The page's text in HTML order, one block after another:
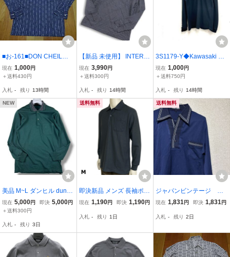
■お-161■DON CHEIL
長袖ポロシャツ サイズ
Ｍ
現在 1,000円
＋送料430円
入札 - 残り 13時間
【新品 未使用】 INTERM
EZZO インターメッツォ
レナウン 春夏★ シアサッ
シャツ 日本製 Sz.M メン
ズ
現在 3,990円
＋送料300円
入札 - 残り 14時間
3S1179-Y◆Kawasaki カ
ワサキ 長袖ポロシャツ ロ
ゴ刺繍 ビッグロゴ メッシ
ンズ トップス ◆sizeM ブ
ラック 綿
現在 1,000円
＋送料750円
入札 - 残り 14時間
NEW
美品 M~L ダンヒル dunhil
l 長袖ニットポロシャツ
ストレッチ 胸ポケット ロ
グリーン 38
現在 5,000円 即決 5,000円
＋送料300円
入札 - 残り 3日
送料無料
即決新品 メンズ 長袖ポロ
シャツ 形状安定 カノコポ
送料無料 長袖 ポロ
現在 1,190円 即決 1,190円
入札 - 残り 1日
送料無料
ジャパンビンテージ 日
本製 Astec LIVE 長袖ポロ
ザイン ヴィンテージ風 レ
現在 1,831 円 即決 1,831 円
入札 - 残り 2日